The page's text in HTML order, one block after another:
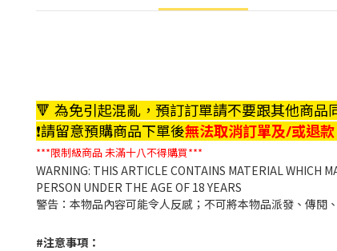
🔻 為免引起混亂，預訂訂單請不要跟其他商品
❗️請留意預購商品下單後無法取消訂單及/或退款
***限制級商品未滿十八不得購買***
WARNING: THIS ARTICLE CONTAINS MATERIAL WHICH
PERSON UNDER THE AGE OF 18 YEARS
警告：本物品內容可能令人反感；不可將本物品派發、傳閱
#注意事項：